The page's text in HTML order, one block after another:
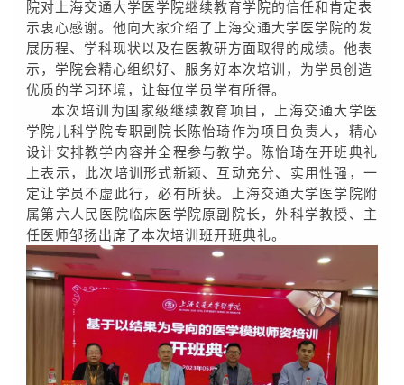
院对上海交通大学医学院继续教育学院的信任和肯定表
示衷心感谢。他向大家介绍了上海交通大学医学院的发
展历程、学科现状以及在医教研方面取得的成绩。他表
示，学院会精心组织好、服务好本次培训，为学员创造
优质的学习环境，让每位学员学有所得。
本次培训为国家级继续教育项目，上海交通大学医
学院儿科学院专职副院长陈怡琦作为项目负责人，精心
设计安排教学内容并全程参与教学。陈怡琦在开班典礼
上表示，此次培训形式新颖、互动充分、实用性强，一
定让学员不虚此行，必有所获。上海交通大学医学院附
属第六人民医院临床医学院原副院长，外科学教授、主
任医师邹扬出席了本次培训班开班典礼。